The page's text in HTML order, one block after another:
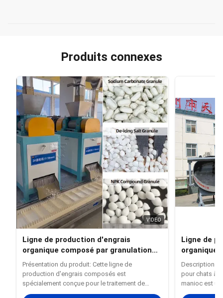
Produits connexes
VIDEO
Ligne de production d'engrais
organique composé par granulation
par extrusion à double rouleau
Présentation du produit: Cette ligne de
production d'engrais composés est
spécialement conçue pour le traitement de
diverses matières premières chimiques en
Ligne de
organiques
Description
pour chats à
manioc est
conçu pour